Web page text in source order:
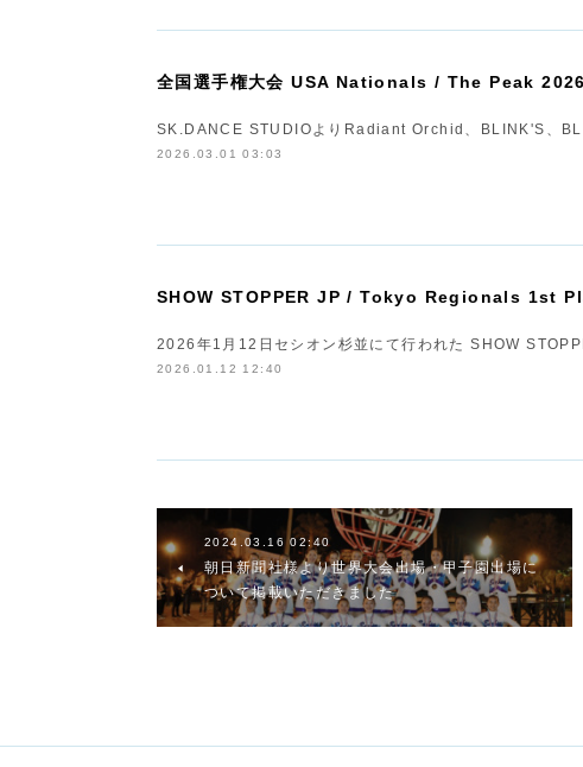
全国選手権大会 USA Nationals / The Peak 2026
SK.DANCE STUDIOよりRadiant Orchid、BLINK'S、
2026.03.01 03:03
SHOW STOPPER JP / Tokyo Regionals 1st
2026年1月12日セシオン杉並にて行われた SHOW
2026.01.12 12:40
2024.03.16 02:40
朝日新聞社様より世界大会出場・甲子園出場に
ついて掲載いただきました